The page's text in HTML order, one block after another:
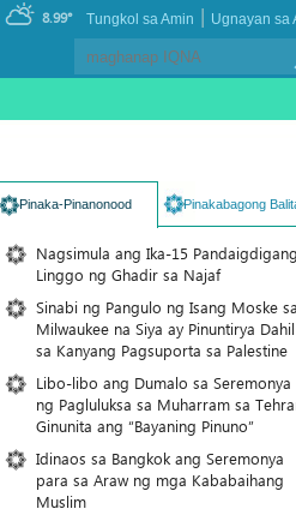
8.99° Ugnayan sa
|
Tungkol sa Amin
Pinaka-Pinanonood Pinakabagong
Nagsimula ang Ika-15 Pandaigdigang
Linggo ng Ghadir sa Najaf
Sinabi ng Pangulo ng Isang Moske sa
Milwaukee na Siya ay Pinuntirya Dahil
sa Kanyang Pagsuporta sa Palestine
Libo-libo ang Dumalo sa Seremonya
ng Pagluluksa sa Muharram sa
Ginunita ang “Bayaning Pinuno”
Idinaos sa Bangkok ang Seremonya
para sa Araw ng mga Kababaihang
Muslim